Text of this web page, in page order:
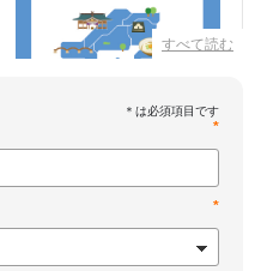
すべて読む
*
*